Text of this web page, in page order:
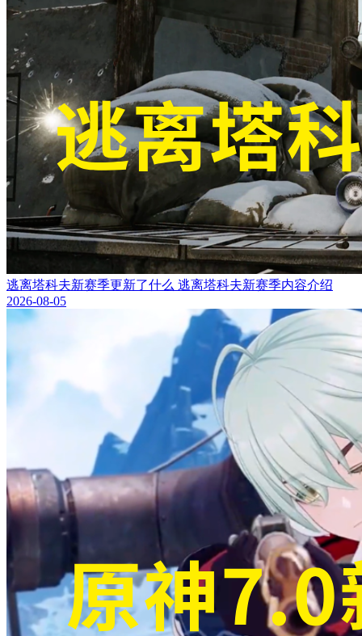
逃离塔科夫新赛季更新了什么 逃离塔科夫新赛季内容介绍
2026-08-05